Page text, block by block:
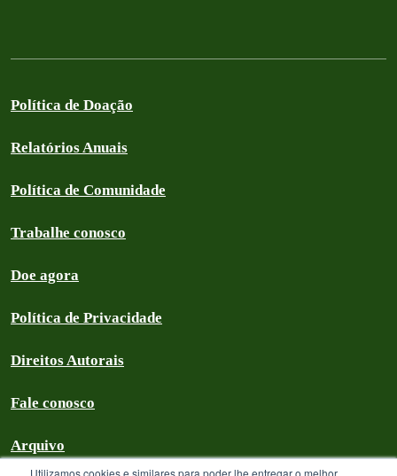
Utilizamos cookies e similares para poder lhe entregar o melhor
Política de Doação
Relatórios Anuais
Política de Comunidade
Trabalhe conosco
Doe agora
Política de Privacidade
Direitos Autorais
Fale conosco
Arquivo